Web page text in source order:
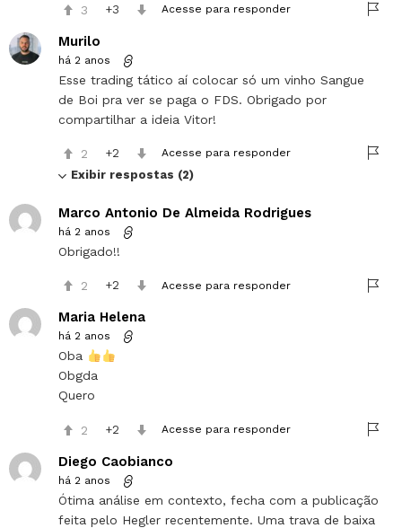
3 3 Acesse para responder
Murilo
há 2 anos
Esse trading tático aí colocar só um vinho Sangue
de Boi pra ver se paga o FDS. Obrigado por
compartilhar a ideia Vitor!
2 2 Acesse para responder
Exibir respostas (2)
Marco Antonio De Almeida Rodrigues
há 2 anos
Obrigado!!
2 2 Acesse para responder
Maria Helena
há 2 anos
Oba
Obgda
Quero
2 2 Acesse para responder
Diego Caobianco
há 2 anos
Ótima análise em contexto, fecha com a publicação
feita pelo Hegler recentemente. Uma trava de baixa